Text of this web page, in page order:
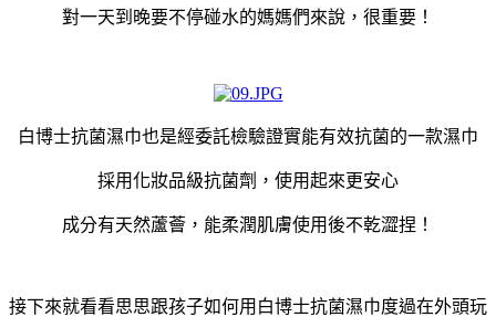
對一天到晚要不停碰水的媽媽們來說，很重要！
白博士抗菌濕巾也是經委託檢驗證實能有效抗菌的一款濕巾
採用化妝品級抗菌劑，使用起來更安心
成分有天然蘆薈，能柔潤肌膚使用後不乾澀捏！
接下來就看看思思跟孩子如何用白博士抗菌濕巾度過在外頭玩